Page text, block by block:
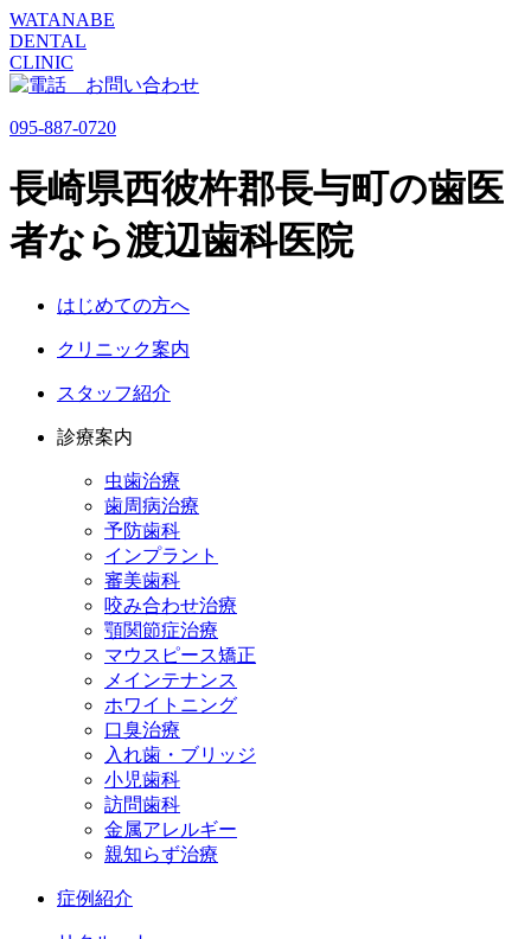
WATANABE
DENTAL
CLINIC
095-887-0720
長崎県西彼杵郡長与町の歯医
者なら渡辺歯科医院
はじめての方へ
クリニック案内
スタッフ紹介
診療案内
虫歯治療
歯周病治療
予防歯科
インプラント
審美歯科
咬み合わせ治療
顎関節症治療
マウスピース矯正
メインテナンス
ホワイトニング
口臭治療
入れ歯・ブリッジ
小児歯科
訪問歯科
金属アレルギー
親知らず治療
症例紹介